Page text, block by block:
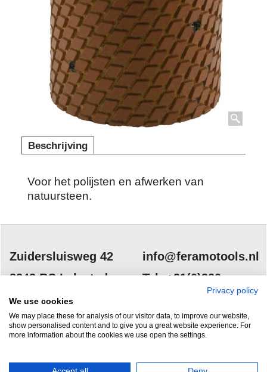
Beschrijving
Voor het polijsten en afwerken van
natuursteen.
Zuidersluisweg 42
8243 RC Lelystad
Nederland
info@feramotools.nl
Tel: +31(0)320
Privacy policy
We use cookies
We may place these for analysis of our visitor data, to improve our website,
show personalised content and to give you a great website experience. For
more information about the cookies we use open the settings.